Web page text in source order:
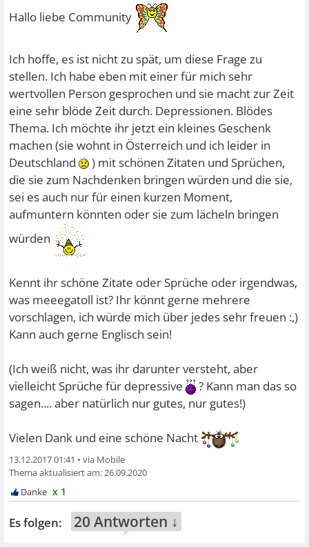
Hallo liebe Community
Ich hoffe, es ist nicht zu spät, um diese Frage zu
stellen. Ich habe eben mit einer für mich sehr
wertvollen Person gesprochen und sie macht zur Zeit
eine sehr blöde Zeit durch. Depressionen. Blödes
Thema. Ich möchte ihr jetzt ein kleines Geschenk
machen (sie wohnt in Österreich und ich leider in
Deutschland
) mit schönen Zitaten und Sprüchen,
die sie zum Nachdenken bringen würden und die sie,
sei es auch nur für einen kurzen Moment,
aufmuntern könnten oder sie zum lächeln bringen
würden
Kennt ihr schöne Zitate oder Sprüche oder irgendwas,
was meeegatoll ist? Ihr könnt gerne mehrere
vorschlagen, ich würde mich über jedes sehr freuen :,)
Kann auch gerne Englisch sein!
(Ich weiß nicht, was ihr darunter versteht, aber
vielleicht Sprüche für depressive
? Kann man das so
sagen.... aber natürlich nur gutes, nur gutes!)
Vielen Dank und eine schöne Nacht
13.12.2017 01:41 •
26.09.2020
x 1
20 Antworten ↓